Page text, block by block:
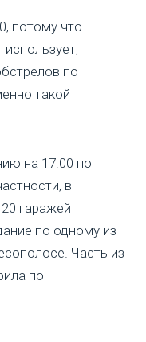
потому что
по
такой
на 17:00 по
в
гаражей
по одному из
Часть из
по